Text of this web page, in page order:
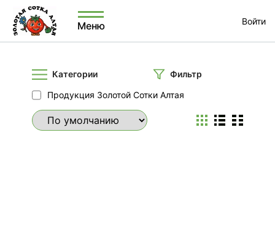
Меню Войти
Категории
Фильтр
Продукция Золотой Сотки Алтая